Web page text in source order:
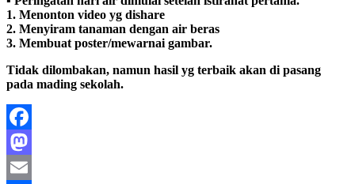
1. Menonton video yg dishare
2. Menyiram tanaman dengan air beras
3. Membuat poster/mewarnai gambar.
Tidak dilombakan, namun hasil yg terbaik akan di pasang
pada mading sekolah.
Facebook
Mastodon